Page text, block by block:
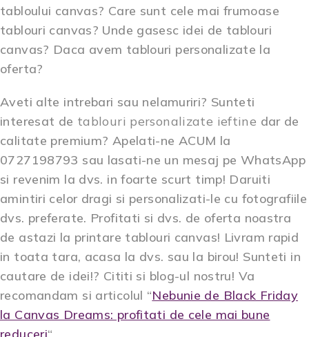
tabloului canvas? Care sunt cele mai frumoase
tablouri canvas? Unde gasesc idei de tablouri
canvas? Daca avem tablouri personalizate la
oferta?
Aveti alte intrebari sau nelamuriri? Sunteti
interesat de tablouri personalizate ieftine dar de
calitate premium? Apelati-ne ACUM la
0727198793 sau lasati-ne un mesaj pe WhatsApp
si revenim la dvs. in foarte scurt timp! Daruiti
amintiri celor dragi si personalizati-le cu fotografiile
dvs. preferate. Profitati si dvs. de oferta noastra
de astazi la printare tablouri canvas! Livram rapid
in toata tara, acasa la dvs. sau la birou! Sunteti in
cautare de idei!? Cititi si blog-ul nostru! Va
recomandam si articolul “Nebunie de Black Friday
la Canvas Dreams: profitati de cele mai bune
reduceri“.